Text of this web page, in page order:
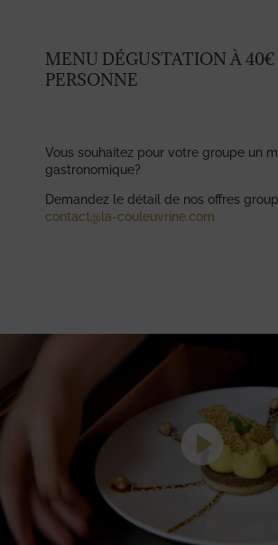
MENU DÉGUSTATION À 40€
PERSONNE
Vous souhaitez pour votre groupe un
gastronomique?
Demandez le détail de nos offres
contact@la-couleuvrine.com